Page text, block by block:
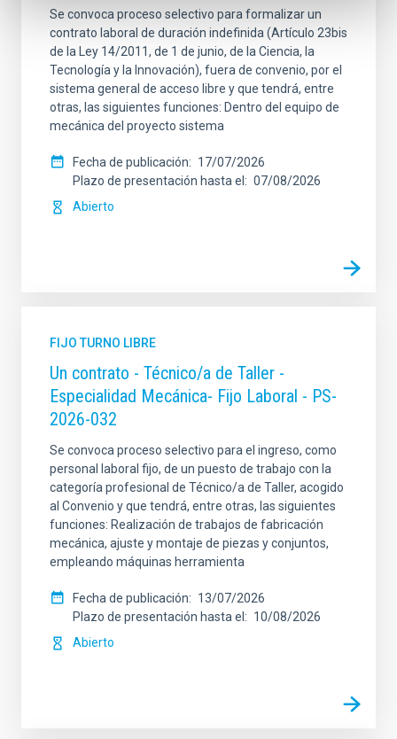
Se convoca proceso selectivo para formalizar un
contrato laboral de duración indefinida (Artículo 23bis
de la Ley 14/2011, de 1 de junio, de la Ciencia, la
Tecnología y la Innovación), fuera de convenio, por el
sistema general de acceso libre y que tendrá, entre
otras, las siguientes funciones: Dentro del equipo de
mecánica del proyecto sistema
Fecha de publicación
17/07/2026
Plazo de presentación hasta el
07/08/2026
Abierto
FIJO TURNO LIBRE
Un contrato - Técnico/a de Taller -
Especialidad Mecánica- Fijo Laboral - PS-
2026-032
Se convoca proceso selectivo para el ingreso, como
personal laboral fijo, de un puesto de trabajo con la
categoría profesional de Técnico/a de Taller, acogido
al Convenio y que tendrá, entre otras, las siguientes
funciones: Realización de trabajos de fabricación
mecánica, ajuste y montaje de piezas y conjuntos,
empleando máquinas herramienta
Fecha de publicación
13/07/2026
Plazo de presentación hasta el
10/08/2026
Abierto